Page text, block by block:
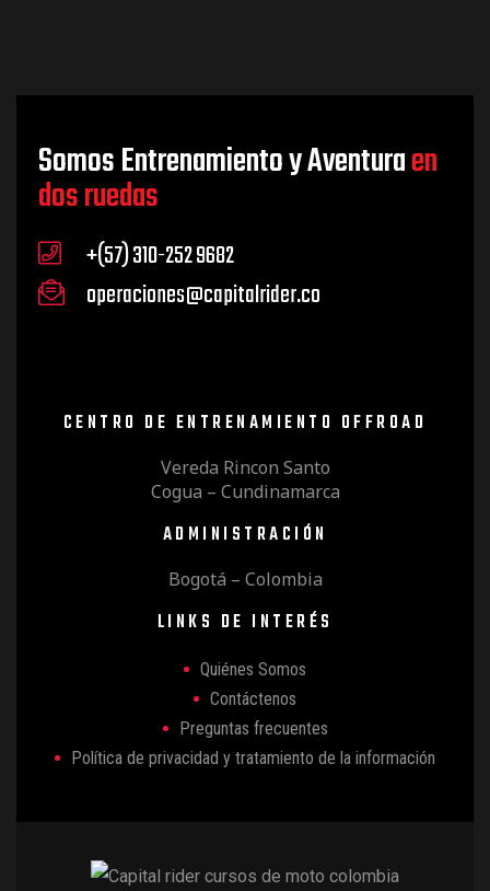
Somos Entrenamiento y Aventuraen
dos ruedas
+(57) 310-252 9682
operaciones@capitalrider.co
CENTRO DE ENTRENAMIENTO OFFROAD
Vereda Rincon Santo
Cogua – Cundinamarca
ADMINISTRACIÓN
Bogotá – Colombia
LINKS DE INTERÉS
Quiénes Somos
Contáctenos
Preguntas frecuentes
Política de privacidad y tratamiento de la información